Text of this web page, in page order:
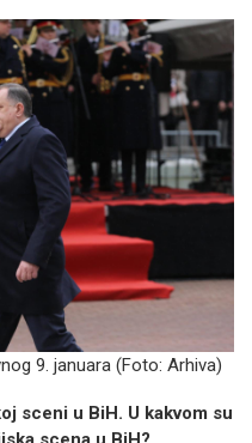
9. januara (Foto: Arhiva)
sceni u BiH. U kakvom su